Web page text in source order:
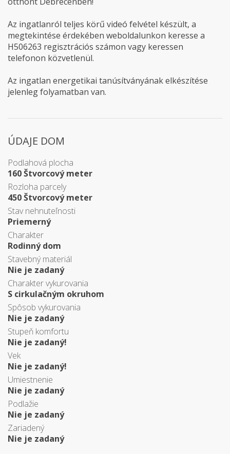
Az ingatlanról teljes körű videó felvétel készült, a
megtekintése érdekében weboldalunkon keresse a
H506263 regisztrációs számon vagy keressen
telefonon közvetlenül.
Az ingatlan energetikai tanúsítványának elkészítése
jelenleg folyamatban van.
ÚDAJE DOM
Podlahová plocha
160 Štvorcový meter
Rozloha parcely
450 Štvorcový meter
Stav nehnuteľnosti
Priemerný
Charakter
Rodinný dom
Stavebný materiál
Nie je zadaný
Charakter vykurovania
S cirkulačným okruhom
Spôsob vykurovania
Nie je zadaný
Stupeň komfortu
Nie je zadaný!
Vek
Nie je zadaný!
Umiestnenie
Nie je zadaný
Podlažie
Nie je zadaný
Zariadený
Nie je zadaný